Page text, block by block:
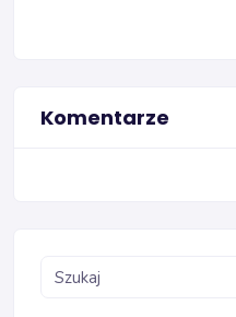
Komentarze